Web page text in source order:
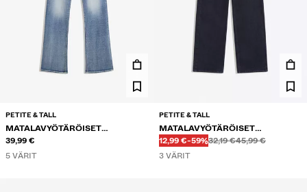
PETITE & TALL
MATALAVYÖTÄRÖISET
BOOTCUT-FARKUT
39,99 €
5 VÄRIT
PETITE & TALL
MATALAVYÖTÄRÖISET
NIITTIKORISTEISET BAGGY-
FARKUT
ALENNETTU HINTA
12,99 €ALENNUS
-59%Ennen
32,19 €
Ennen45,99 €
3 VÄRIT